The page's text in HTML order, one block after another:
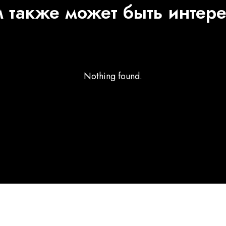
также может быть
Nothing found.